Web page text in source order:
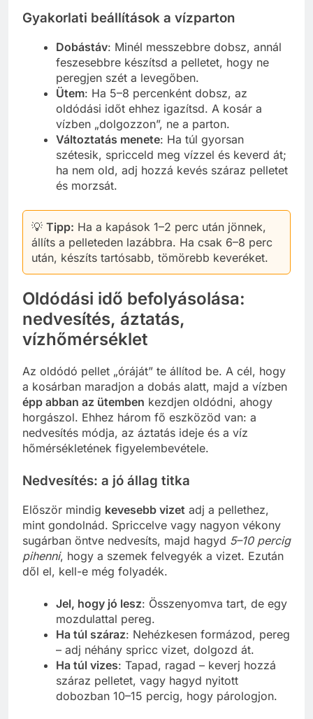
Gyakorlati beállítások a vízparton
Dobástáv: Minél messzebbre dobsz, annál
feszesebbre készítsd a pelletet, hogy ne
peregjen szét a levegőben.
Ütem: Ha 5–8 percenként dobsz, az
oldódási időt ehhez igazítsd. A kosár a
vízben „dolgozzon”, ne a parton.
Változtatás menete: Ha túl gyorsan
szétesik, spricceld meg vízzel és keverd át;
ha nem old, adj hozzá kevés száraz pelletet
és morzsát.
💡 Tipp: Ha a kapások 1–2 perc után jönnek,
állíts a pelleteden lazábbra. Ha csak 6–8 perc
után, készíts tartósabb, tömörebb keveréket.
Oldódási idő befolyásolása:
nedvesítés, áztatás,
vízhőmérséklet
Az oldódó pellet „óráját” te állítod be. A cél, hogy
a kosárban maradjon a dobás alatt, majd a vízben
épp abban az ütemben kezdjen oldódni, ahogy
horgászol. Ehhez három fő eszközöd van: a
nedvesítés módja, az áztatás ideje és a víz
hőmérsékletének figyelembevétele.
Nedvesítés: a jó állag titka
Először mindig kevesebb vizet adj a pellethez,
mint gondolnád. Spriccelve vagy nagyon vékony
sugárban öntve nedvesíts, majd hagyd 5–10 percig
pihenni, hogy a szemek felvegyék a vizet. Ezután
dől el, kell-e még folyadék.
Jel, hogy jó lesz: Összenyomva tart, de egy
mozdulattal pereg.
Ha túl száraz: Nehézkesen formázod, pereg
– adj néhány spricc vizet, dolgozd át.
Ha túl vizes: Tapad, ragad – keverj hozzá
száraz pelletet, vagy hagyd nyitott
dobozban 10–15 percig, hogy párologjon.